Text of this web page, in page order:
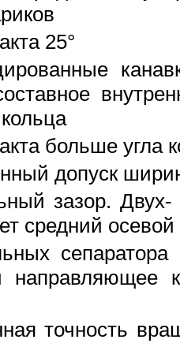
25°
больше угла
допуск
зазор.
средний
сепаратора
направляющее
точность